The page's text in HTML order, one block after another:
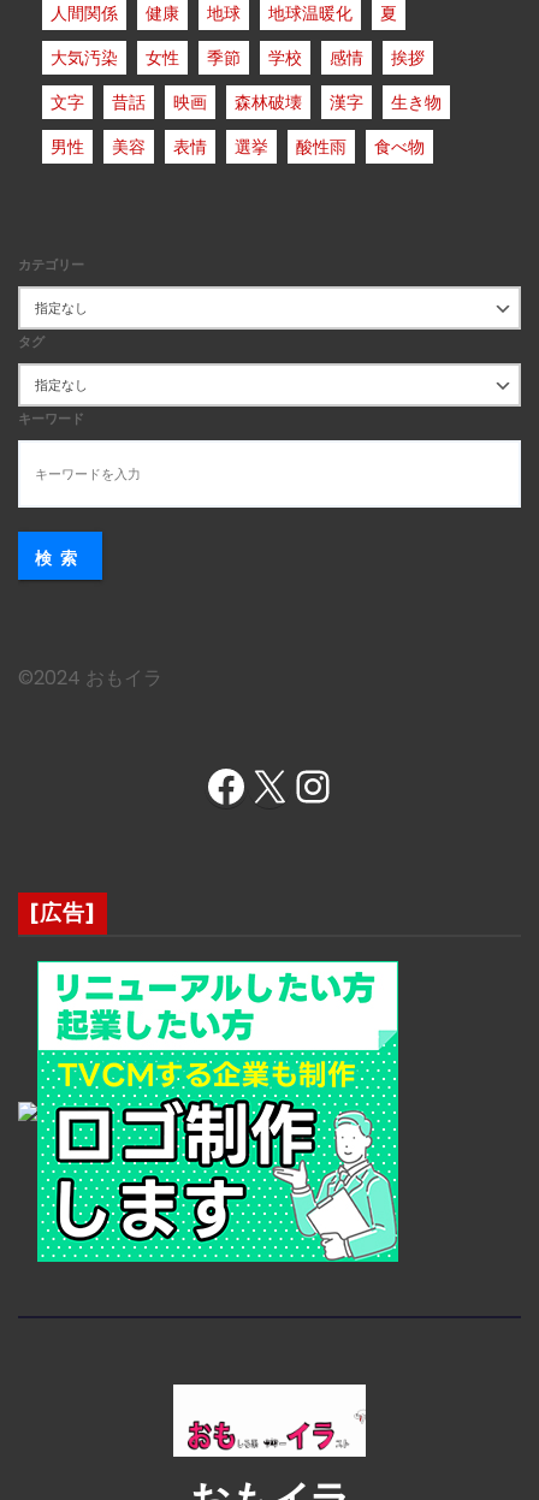
人間関係
健康 地球 地球温暖化
夏
大気汚染
女性 季節 学校 感情
挨拶
文字
昔話 映画 森林破壊 漢字
生き物
男性
美容 表情 選挙 酸性雨 食べ物
カテゴリー
タグ
キーワード
検索
©︎2024 おもイラ
Facebook X Instagram
[広告]